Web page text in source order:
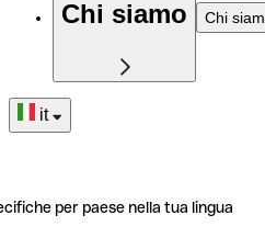
Chi siamo Chi
it
per paese nella tua lingua